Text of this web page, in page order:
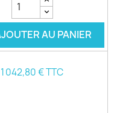
AU PANIER
1 042,80 € TTC